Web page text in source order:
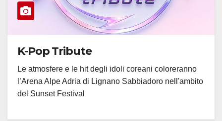
K-Pop Tribute
Le atmosfere e le hit degli idoli coreani coloreranno
l’Arena Alpe Adria di Lignano Sabbiadoro nell'ambito
del Sunset Festival